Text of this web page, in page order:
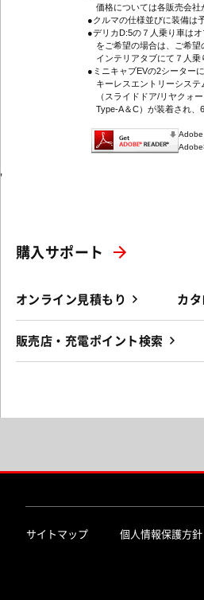
価格については各販売会社
●クルマの仕様並びに装備は
●デリカD:5の７人乗り車は
をご希望の場合は、ご希望
インテリアタブにて７人乗
●ミニキャブEVの2シーター
キーレスエントリーシステ
（スライドドア/リヤクォー
Type-A＆C）が装着され、
Adobe
Adobe
'
購入サポート
オンライン見積もり カ
販売店・充電ポイント検索
サイトマップ 個人情報保護方針